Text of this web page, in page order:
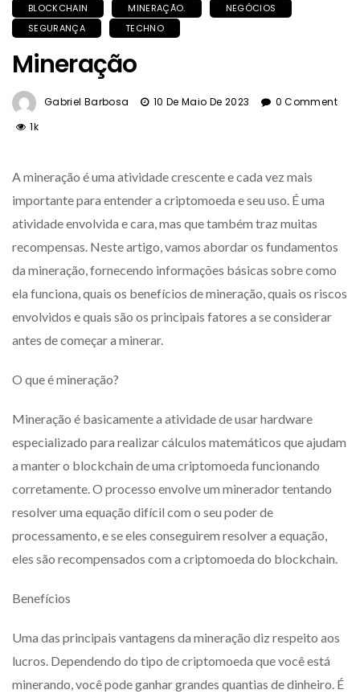
BLOCKCHAIN MINERAÇÃO.
NEGÓCIOS
SEGURANÇA
TECHNO
Mineração
Gabriel Barbosa 10 De Maio De 2023
0 Comment
1k
A mineração é uma atividade crescente e cada vez mais
importante para entender a criptomoeda e seu uso. É uma
atividade envolvida e cara, mas que também traz muitas
recompensas. Neste artigo, vamos abordar os fundamentos
da mineração, fornecendo informações básicas sobre como
ela funciona, quais os benefícios de mineração, quais os riscos
envolvidos e quais são os principais fatores a se considerar
antes de começar a minerar.
O que é mineração?
Mineração é basicamente a atividade de usar hardware
especializado para realizar cálculos matemáticos que ajudam
a manter o blockchain de uma criptomoeda funcionando
corretamente. O processo envolve um minerador tentando
resolver uma equação difícil com o seu poder de
processamento, e se eles conseguirem resolver a equação,
eles são recompensados ​​com a criptomoeda do blockchain.
Benefícios
Uma das principais vantagens da mineração diz respeito aos
lucros. Dependendo do tipo de criptomoeda que você está
minerando, você pode ganhar grandes quantias de dinheiro. É